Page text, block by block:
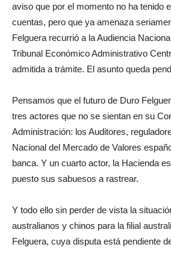
aviso que por el momento no ha tenido
cuentas, pero que ya amenaza
Felguera recurrió a la Audiencia
Tribunal Económico Administrativo
admitida a trámite. El asunto queda
Pensamos que el futuro de Duro
tres actores que no se sientan en su
Administración: los Auditores,
Nacional del Mercado de Valores
banca. Y un cuarto actor, la Hacienda
puesto sus sabuesos a rastrear.
Y todo ello sin perder de vista la
australianos y chinos para la filial
Felguera, cuya disputa está pendiente